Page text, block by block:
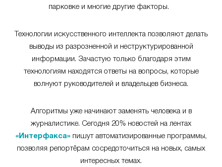
парковке и многие другие факторы.
Технологии искусственного интеллекта позволяют делать
выводы из разрозненной и неструктурированной
информации. Зачастую только благодаря этим
технологиям находятся ответы на вопросы, которые
волнуют руководителей и владельцев бизнеса.
Алгоритмы уже начинают заменять человека и в
журналистике. Сегодня 20% новостей на лентах
«Интерфакса» пишут автоматизированные программы,
позволяя репортёрам сосредоточиться на новых, самых
интересных темах.